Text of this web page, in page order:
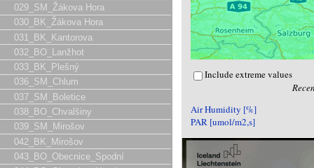
029_SM_Žákova Hora
030_BK_Žákova Hora
031_BK_Kantorova
032_BO_Lanžhot
033_BK_Plešný
036_SM_Chlum
037_SM_Boletice
038_BO_Chvalšiny
039_SM_Mirošov
042_BK_Mirošov
043_BO_Obecnice_Spodní
Include extreme values
Air Humidity [%]
PAR [umol/m2,s]